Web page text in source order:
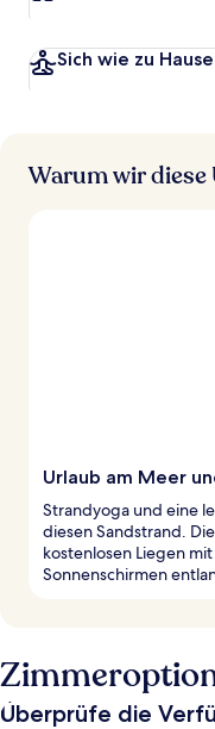
Sich wie zu
Warum wir
Urlaub am Meer
Strandyoga und eine
diesen Sandstrand.
kostenlosen Liegen
Sonnenschirmen
Überprüfe die